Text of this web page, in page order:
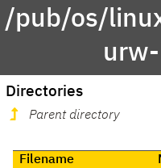
/pub/os/
Directories
Parent directory
Filename